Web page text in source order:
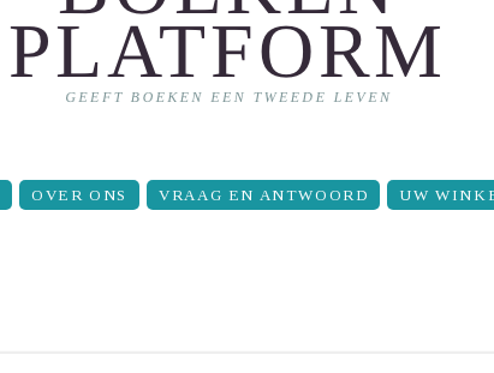
OVER ONS VRAAG EN ANTWOORD UW